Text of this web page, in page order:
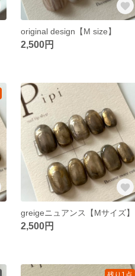
original design【M size】
2,500円
greigeニュアンス【Mサイズ】
2,500円